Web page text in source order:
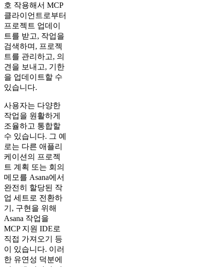
호 작용해서 MCP
클라이언트로부터
프로젝트 업데이
트를 받고, 작업을
검색하며, 프로젝
트를 관리하고, 의
견을 보내고, 기한
을 업데이트할 수
있습니다.
사용자는 다양한
작업을 원활하게
조율하고 통합할
수 있습니다. 그 예
로는 다른 애플리
케이션의 프로젝
트 계획 또는 회의
메모를 Asana에서
완전히 할당된 작
업 세트로 전환하
기, 구현을 위해
Asana 작업을
MCP 지원 IDE로
직접 가져오기 등
이 있습니다. 이러
한 유연성 덕분에